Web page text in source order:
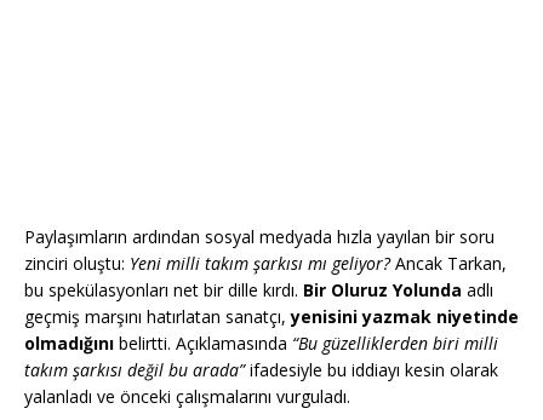
Paylaşımların ardından sosyal medyada hızla yayılan bir soru
zinciri oluştu: Yeni milli takım şarkısı mı geliyor?Ancak Tarkan,
bu spekülasyonları net bir dille kırdı. Bir Oluruz Yolunda adlı
geçmiş marşını hatırlatan sanatçı,yenisini yazmak niyetinde
olmadığını belirtti. Açıklamasında “Bu güzelliklerden biri milli
takım şarkısı değil bu arada”ifadesiyle bu iddiayı kesin olarak
yalanladı ve önceki çalışmalarını vurguladı.